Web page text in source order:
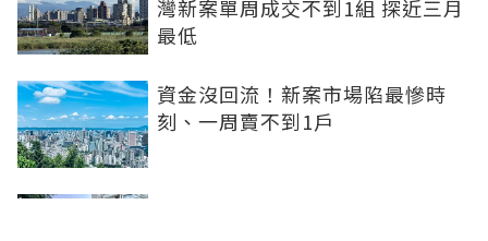
灣新案單周成交不到1組 探近三月
最低
資金沒回流！新案市場陷最慘時
刻、一周賣不到1戶